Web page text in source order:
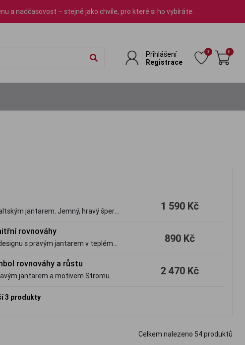
a nadčasovost – stejně jako chvíle, pro které si ho vybíráte.
Přihlášení
Registrace
0 0
jantarem. Jemný, hravý šperk
1 590 Kč
rovnováhy
s pravým jantarem v teplém
890 Kč
rovnováhy a růstu
jantarem a motivem Stromu
2 470 Kč
3 produkty
Celkem nalezeno 54produktů